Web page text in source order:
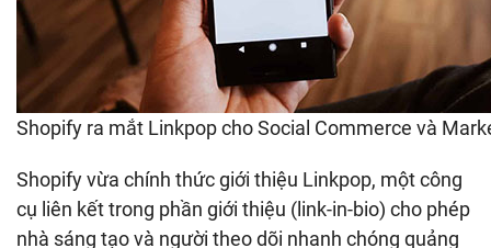
Shopify ra mắt Linkpop cho Social Commerce và
Shopify vừa chính thức giới thiệu Linkpop, một công
cụ liên kết trong phần giới thiệu (link-in-bio) cho phép
nhà sáng tạo và người theo dõi nhanh chóng quảng